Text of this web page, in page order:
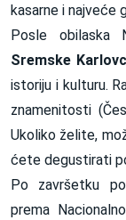
kasarne i najveće
Posle obilaska
Sremske
istoriju i kulturu.
znamenitosti
Ukoliko želite,
ćete degustirati
Po završetku
prema